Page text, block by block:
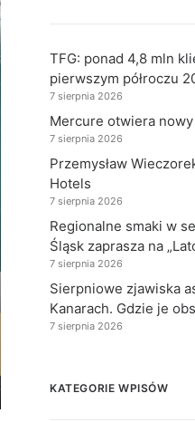
TFG: ponad 4,8 mln
pierwszym półroczu
7 sierpnia 2026
Mercure otwiera
7 sierpnia 2026
Przemysław
Hotels
7 sierpnia 2026
Regionalne smaki w
Śląsk zaprasza na
7 sierpnia 2026
Sierpniowe zjawiska
Kanarach. Gdzie je
7 sierpnia 2026
KATEGORIE WPISÓW